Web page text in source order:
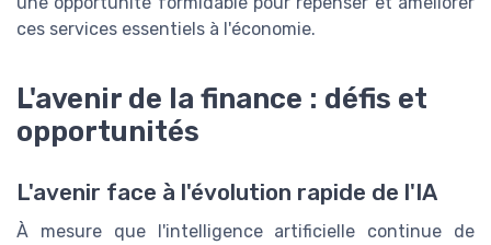
ces services essentiels à l'économie.
L'avenir de la finance : défis et
opportunités
L'avenir face à l'évolution rapide de l'IA
À mesure que l'intelligence artificielle continue de